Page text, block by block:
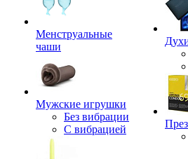
Менструальные
чаши
Мужские игрушки
Без вибрации
С вибрацией